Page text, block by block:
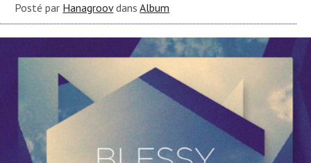
Posté par HanagroovdansAlbum